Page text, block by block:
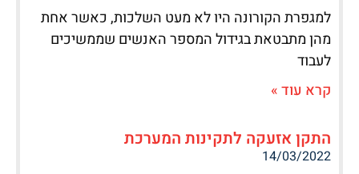
למגפרת הקורונה היו לא מעט השלכות, כאשר אחת
מהן מתבטאת בגידול המספר האנשים שממשיכים
לעבוד
קרא עוד »
התקן אזעקה לתקינות המערכת
14/03/2022